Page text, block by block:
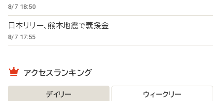
8/7 18:50
日本リリー、熊本地震で義援金
8/7 17:55
アクセスランキング
デイリー ウィークリー